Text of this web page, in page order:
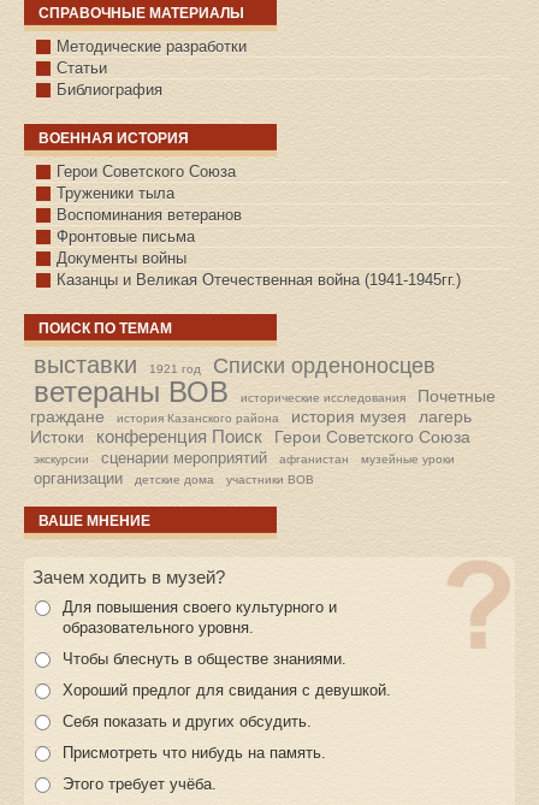
СПРАВОЧНЫЕ МАТЕРИАЛЫ
Методические разработки
Статьи
Библиография
ВОЕННАЯ ИСТОРИЯ
С.КАЗАНСКОЕ
Герои Советского Союза
Труженики тыла
Воспоминания ветеранов
Фронтовые письма
Документы войны
Казанцы и Великая Отечественная война (1941-1945гг.)
ПОИСК ПО ТЕМАМ
выставки 1921 год Списки орденоносцев
ветераны ВОВ исторические исследования
Почетные
граждане
история Казанского района история музея
лагерь
Истоки
конференция Поиск Герои Советского Союза
экскурсии сценарии мероприятий афганистан музейные уроки
организации детские дома участники ВОВ
ВАШЕ МНЕНИЕ
Зачем ходить в музей?
Для повышения своего культурного и
образовательного уровня.
Чтобы блеснуть в обществе знаниями.
Хороший предлог для свидания с девушкой.
Себя показать и других обсудить.
Присмотреть что нибудь на память.
Этого требует учёба.